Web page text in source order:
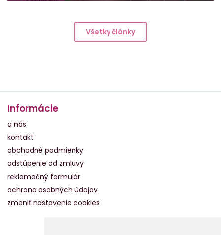
Všetky články
Informácie
o nás
kontakt
obchodné podmienky
odstúpenie od zmluvy
reklamačný formulár
ochrana osobných údajov
zmeniť nastavenie cookies